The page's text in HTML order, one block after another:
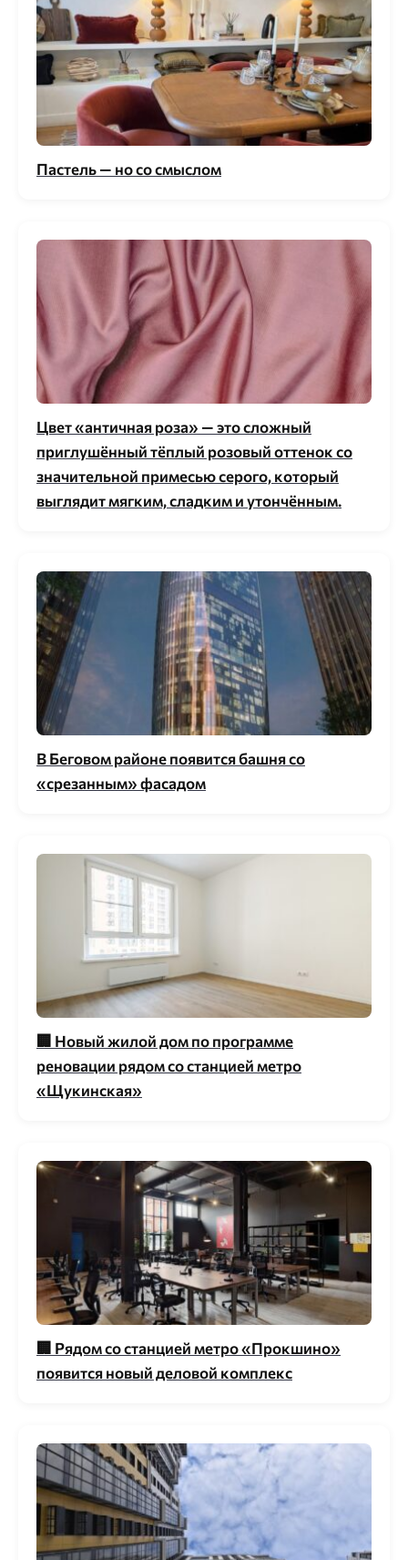
Пастель — но со смыслом
Цвет «античная роза» — это сложный
приглушённый тёплый розовый оттенок со
значительной примесью серого, который
выглядит мягким, сладким и утончённым.
В Беговом районе появится башня со
«срезанным» фасадом
🏢 Новый жилой дом по программе
реновации рядом со станцией метро
«Щукинская»
🏢 Рядом со станцией метро «Прокшино»
появится новый деловой комплекс